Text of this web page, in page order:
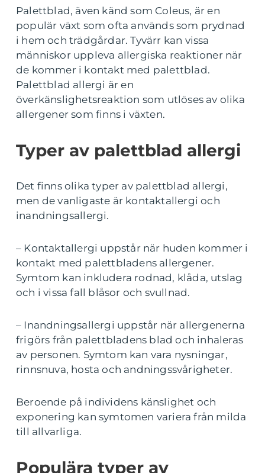
Palettblad, även känd som Coleus, är en
populär växt som ofta används som prydnad
i hem och trädgårdar. Tyvärr kan vissa
människor uppleva allergiska reaktioner när
de kommer i kontakt med palettblad.
Palettblad allergi är en
överkänslighetsreaktion som utlöses av olika
allergener som finns i växten.
Typer av palettblad allergi
Det finns olika typer av palettblad allergi,
men de vanligaste är kontaktallergi och
inandningsallergi.
– Kontaktallergi uppstår när huden kommer i
kontakt med palettbladens allergener.
Symtom kan inkludera rodnad, klåda, utslag
och i vissa fall blåsor och svullnad.
– Inandningsallergi uppstår när allergenerna
frigörs från palettbladens blad och inhaleras
av personen. Symtom kan vara nysningar,
rinnsnuva, hosta och andningssvårigheter.
Beroende på individens känslighet och
exponering kan symtomen variera från milda
till allvarliga.
Populära typer av